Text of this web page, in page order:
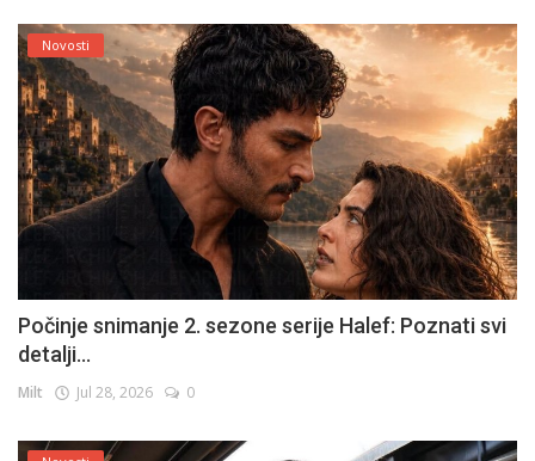
Novosti
Počinje snimanje 2. sezone serije Halef: Poznati svi
detalji...
Milt Jul 28, 2026 0